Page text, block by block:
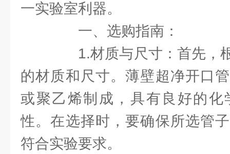
一实验室利器。
一、选购指南：
1.材质与尺寸：首先，
的材质和尺寸。薄壁超净开口
或聚乙烯制成，具有良好的化
性。在选择时，要确保所选管
符合实验要求。